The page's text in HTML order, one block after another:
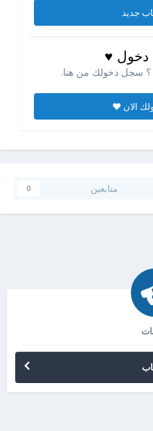
جديد
♥
سجل دخولك من هنا.
الان ♥
متابعين 0